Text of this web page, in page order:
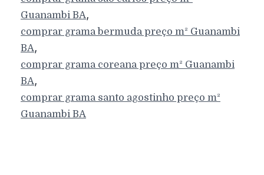
Guanambi BA,
comprar grama bermuda preço m² Guanambi
BA,
comprar grama coreana preço m² Guanambi
BA,
comprar grama santo agostinho preço m²
Guanambi BA